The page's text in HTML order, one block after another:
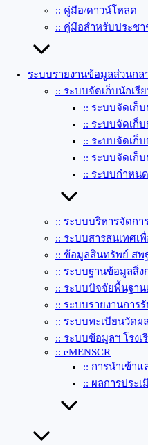
:: คู่มือ/ดาวน์โหลด
:: คู่มือสำหรับประช
ระบบรายงานข้อมูลส่วนกล
:: ระบบจัดเก็บนักเรี
:: ระบบจัดเก็
:: ระบบจัดเก็
:: ระบบจัดเก็
:: ระบบจัดเก็
:: ระบบกำหน
:: ระบบบริหารจัดกา
:: ระบบสารสนเทศเ
:: ข้อมูลสินทรัพย์ สพฐ
:: ระบบฐานข้อมูลสิ่ง
:: ระบบปัจจัยพื้นฐาน
:: ระบบรายงานการ
:: ระบบทะเบียนวัดผ
:: ระบบข้อมูลฯ โรง
:: eMENSCR
:: การนำเข้า
:: ผลการประเ